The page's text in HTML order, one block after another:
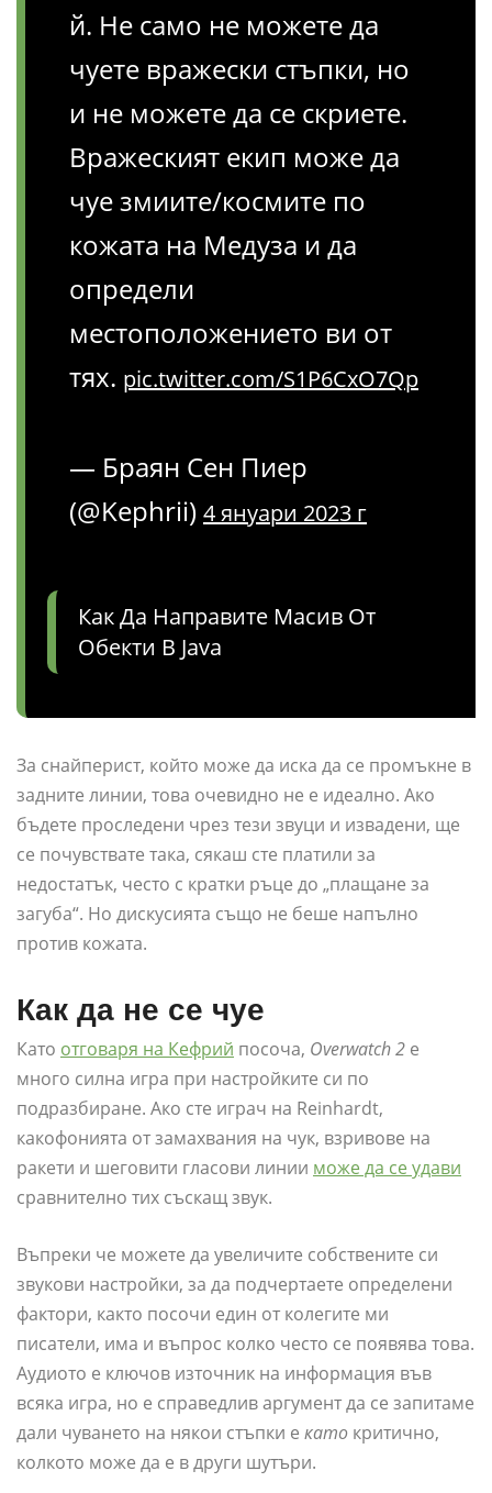
й. Не само не можете да
чуете вражески стъпки, но
и не можете да се скриете.
Вражеският екип може да
чуе змиите/космите по
кожата на Медуза и да
определи
местоположението ви от
тях. pic.twitter.com/S1P6CxO7Qp
— Браян Сен Пиер
(@Kephrii) 4 януари 2023 г
Как Да Направите Масив От
Обекти В Java
За снайперист, който може да иска да се промъкне в
задните линии, това очевидно не е идеално. Ако
бъдете проследени чрез тези звуци и извадени, ще
се почувствате така, сякаш сте платили за
недостатък, често с кратки ръце до „плащане за
загуба“. Но дискусията също не беше напълно
против кожата.
Как да не се чуе
Като отговаря на Кефрий посоча, Overwatch 2 е
много силна игра при настройките си по
подразбиране. Ако сте играч на Reinhardt,
какофонията от замахвания на чук, взривове на
ракети и шеговити гласови линии може да се удави
сравнително тих съскащ звук.
Въпреки че можете да увеличите собствените си
звукови настройки, за да подчертаете определени
фактори, както посочи един от колегите ми
писатели, има и въпрос колко често се появява това.
Аудиото е ключов източник на информация във
всяка игра, но е справедлив аргумент да се запитаме
дали чуването на някои стъпки е като критично,
колкото може да е в други шутъри.